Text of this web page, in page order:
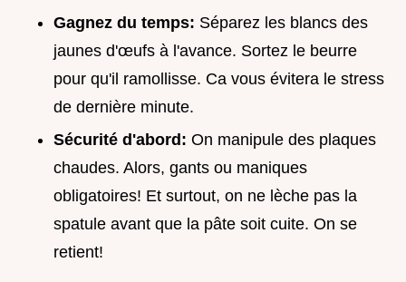
Gagnez du temps: Séparez les blancs des
jaunes d'œufs à l'avance. Sortez le beurre
pour qu'il ramollisse. Ca vous évitera le stress
de dernière minute.
Sécurité d'abord: On manipule des plaques
chaudes. Alors, gants ou maniques
obligatoires! Et surtout, on ne lèche pas la
spatule avant que la pâte soit cuite. On se
retient!